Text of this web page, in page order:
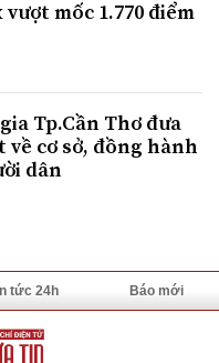
mốc 1.770 điểm
Tp.Cần Thơ đưa
cơ sở, đồng hành
dân
tức 24h Báo mới